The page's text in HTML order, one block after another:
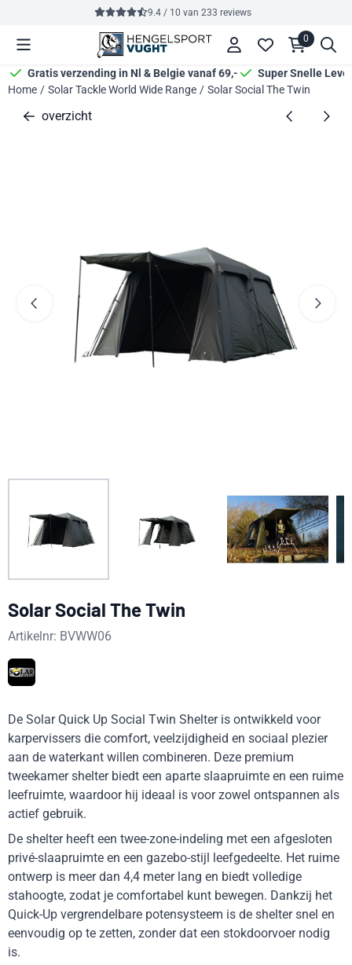
Cookievoorkeuren zijn momenteel gesloten.
9.4 / 10 van 233 reviews
0
Gratis verzending in Nl & Belgie vanaf 69,-
Super Snelle
Home / Solar Tackle World Wide Range / Solar Social The Twin
overzicht
Solar Social The Twin
Artikelnr: BVWW06
De Solar Quick Up Social Twin Shelter is ontwikkeld voor
karpervissers die comfort, veelzijdigheid en sociaal plezier
aan de waterkant willen combineren. Deze premium
tweekamer shelter biedt een aparte slaapruimte en een ruime
leefruimte, waardoor hij ideaal is voor zowel ontspannen als
actief gebruik.
De shelter heeft een twee-zone-indeling met een afgesloten
privé-slaapruimte en een gazebo-stijl leefgedeelte. Het ruime
ontwerp is meer dan 4,4 meter lang en biedt volledige
stahoogte, zodat je comfortabel kunt bewegen. Dankzij het
Quick-Up vergrendelbare potensysteem is de shelter snel en
eenvoudig op te zetten, zonder dat een stokdoorvoer nodig
is.